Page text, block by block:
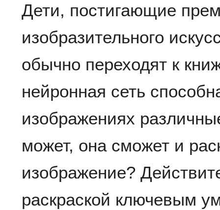
Дети, постигающие
изобразительного
обычно переходят к
нейронная сеть
изображениях
может, она сможет и
изображение?
раскраской ключевым